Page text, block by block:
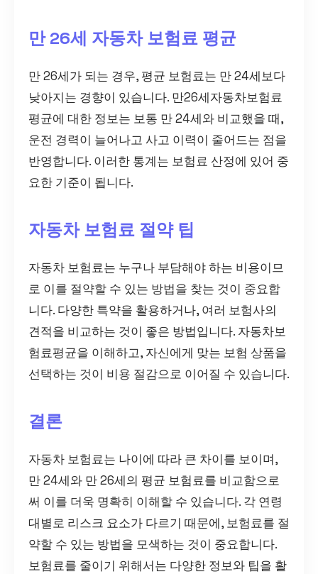
만 26세 자동차 보험료 평균
만 26세가 되는 경우, 평균 보험료는 만 24세보다
낮아지는 경향이 있습니다. 만26세자동차보험료
평균에 대한 정보는 보통 만 24세와 비교했을 때,
운전 경력이 늘어나고 사고 이력이 줄어드는 점을
반영합니다. 이러한 통계는 보험료 산정에 있어 중
요한 기준이 됩니다.
자동차 보험료 절약 팁
자동차 보험료는 누구나 부담해야 하는 비용이므
로 이를 절약할 수 있는 방법을 찾는 것이 중요합
니다. 다양한 특약을 활용하거나, 여러 보험사의
견적을 비교하는 것이 좋은 방법입니다. 자동차보
험료평균을 이해하고, 자신에게 맞는 보험 상품을
선택하는 것이 비용 절감으로 이어질 수 있습니다.
결론
자동차 보험료는 나이에 따라 큰 차이를 보이며,
만 24세와 만 26세의 평균 보험료를 비교함으로
써 이를 더욱 명확히 이해할 수 있습니다. 각 연령
대별로 리스크 요소가 다르기 때문에, 보험료를 절
약할 수 있는 방법을 모색하는 것이 중요합니다.
보험료를 줄이기 위해서는 다양한 정보와 팁을 활